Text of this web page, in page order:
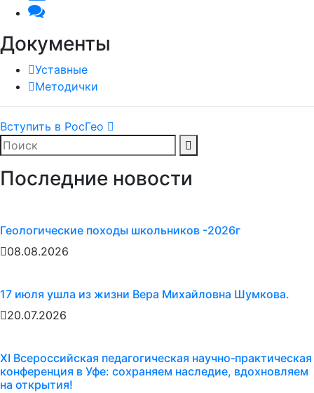
Документы
Уставные
Методички
Вступить в РосГео
Последние новости
Геологические походы школьников -2026г
08.08.2026
17 июля ушла из жизни Вера Михайловна Шумкова.
20.07.2026
XI Всероссийская педагогическая научно‑практическая
конференция в Уфе: сохраняем наследие, вдохновляем
на открытия!